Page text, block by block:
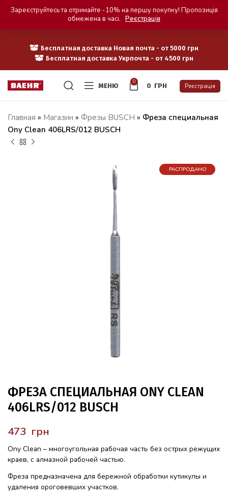
Бесплатная доставка Новая почта - от 5000 грн
Бесплатная доставка Укрпочта - от 4500 грн
МЕНЮ
0
0 ГРН Реєстрація
Главная » Магазин » Фрезы BUSCH » Фреза специальная
Ony Clean 406LRS/012 BUSCH
РАСПРОДАНО
ФРЕЗА СПЕЦИАЛЬНАЯ ONY CLEAN
406LRS/012 BUSCH
грн
Ony Clean – многоугольная рабочая часть без острых режущих
краев, с алмазной рабочей частью.
Фреза предназначена для бережной обработки кутикулы и
удаления ороговевших участков.
Зареєструйтесь та отримайте -10% на першу покупку! Пропозиція
обмежена в часі. Реєстрація